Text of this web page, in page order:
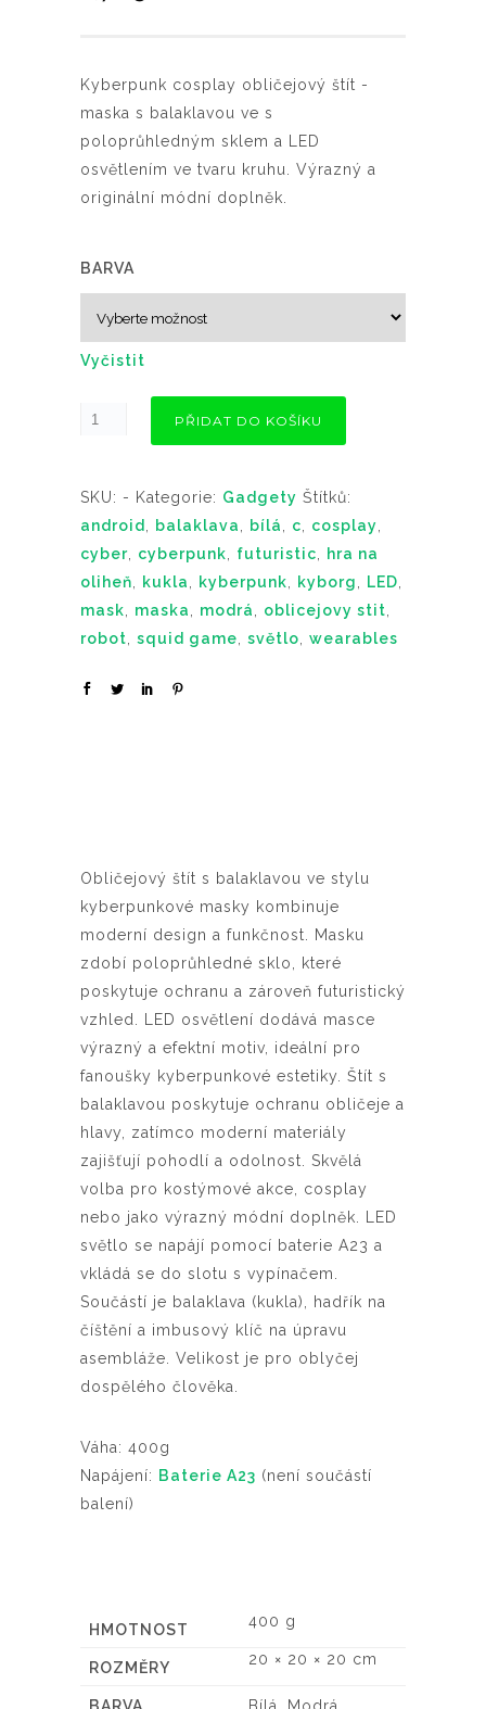
Kyberpunk cosplay obličejový štít -
maska s balaklavou ve s
poloprůhledným sklem a LED
osvětlením ve tvaru kruhu. Výrazný a
originální módní doplněk.
BARVA
Vyčistit
PŘIDAT DO KOŠÍKU
SKU: - Kategorie: Gadgety Štítků:
android
balaklava bílá c cosplay
cyber
cyberpunk futuristic
hra na
oliheň
kukla kyberpunk kyborg LED
mask
maska modrá oblicejovy stit
robot
squid game světlo wearables
Obličejový štít s balaklavou ve stylu
kyberpunkové masky kombinuje
moderní design a funkčnost. Masku
zdobí poloprůhledné sklo, které
poskytuje ochranu a zároveň futuristický
vzhled. LED osvětlení dodává masce
výrazný a efektní motiv, ideální pro
fanoušky kyberpunkové estetiky. Štít s
balaklavou poskytuje ochranu obličeje a
hlavy, zatímco moderní materiály
zajišťují pohodlí a odolnost. Skvělá
volba pro kostýmové akce, cosplay
nebo jako výrazný módní doplněk. LED
světlo se napájí pomocí baterie A23 a
vkládá se do slotu s vypínačem.
Součástí je balaklava (kukla), hadřík na
číštění a imbusový klíč na úpravu
asembláže. Velikost je pro oblyčej
dospělého člověka.
Váha: 400g
Napájení: Baterie A23 (není součástí
balení)
HMOTNOST 400 g
ROZMĚRY 20 × 20 × 20 cm